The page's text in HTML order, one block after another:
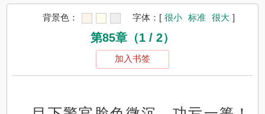
背景色： 字体： [ 很小 标准 很大 ]
第85章（1 / 2）
加入书签